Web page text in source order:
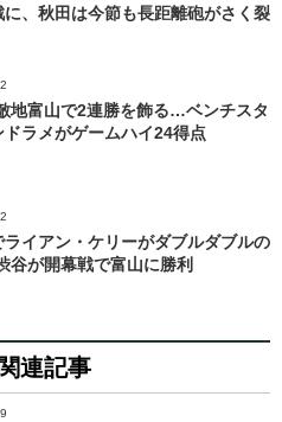
に、秋田は今節も長距離砲がさく裂
地富山で2連勝を飾る…ベンチスタ
ドラメがゲームハイ24得点
ライアン・ケリーがダブルダブルの
谷が開幕戦で富山に勝利
連記事